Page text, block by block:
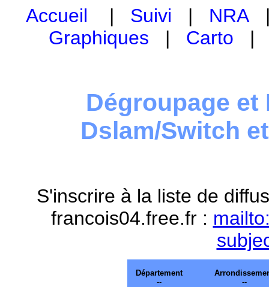
Accueil | Suivi | NRA
Graphiques | Carto
Dégroupage et
Dslam/Switch
S'inscrire à la liste de
francois04.free.fr :
Département
--
--